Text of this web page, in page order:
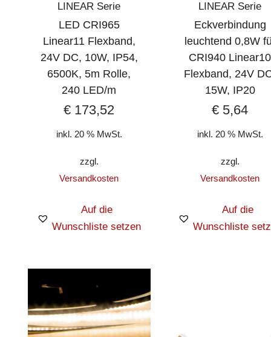
LINEAR Serie
LED CRI965
Linear11 Flexband,
24V DC, 10W, IP54,
6500K, 5m Rolle,
240 LED/m
€ 173,52
inkl. 20 % MwSt.
zzgl.
Versandkosten
Auf die
Wunschliste setzen
LINEAR Serie
Eckverbindung
leuchtend 0,8W
CRI940 Linear10
Flexband, 24V
15W, IP20
€ 5,64
inkl. 20 % MwSt.
zzgl.
Versandkosten
Auf die
Wunschliste